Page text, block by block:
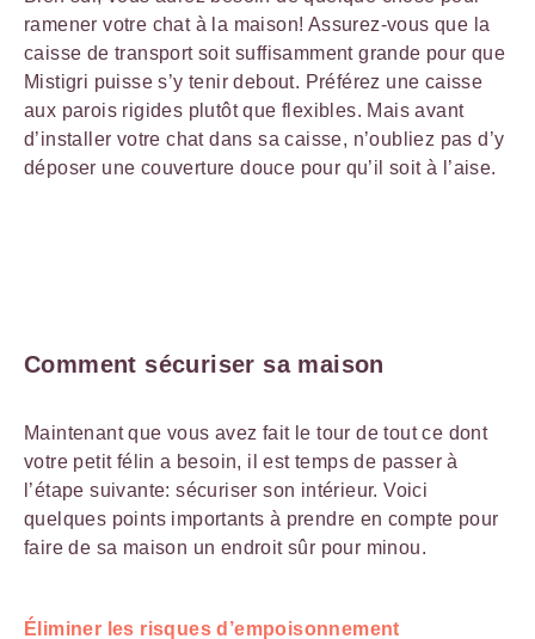
ramener votre chat à la maison! Assurez-vous que la
caisse de transport soit suffisamment grande pour que
Mistigri puisse s’y tenir debout. Préférez une caisse
aux parois rigides plutôt que flexibles. Mais avant
d’installer votre chat dans sa caisse, n’oubliez pas d’y
déposer une couverture douce pour qu’il soit à l’aise.
Comment sécuriser sa maison
Maintenant que vous avez fait le tour de tout ce dont
votre petit félin a besoin, il est temps de passer à
l’étape suivante: sécuriser son intérieur. Voici
quelques points importants à prendre en compte pour
faire de sa maison un endroit sûr pour minou.
Éliminer les risques d’empoisonnement